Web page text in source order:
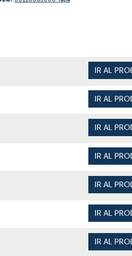
IR AL
IR AL
IR AL
IR AL
IR AL
IR AL
IR AL